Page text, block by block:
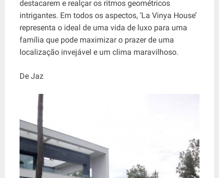
destacarem e realçar os ritmos geométricos
intrigantes. Em todos os aspectos, ‘La Vinya House’
representa o ideal de uma vida de luxo para uma
família que pode maximizar o prazer de uma
localização invejável e um clima maravilhoso.
De Jaz